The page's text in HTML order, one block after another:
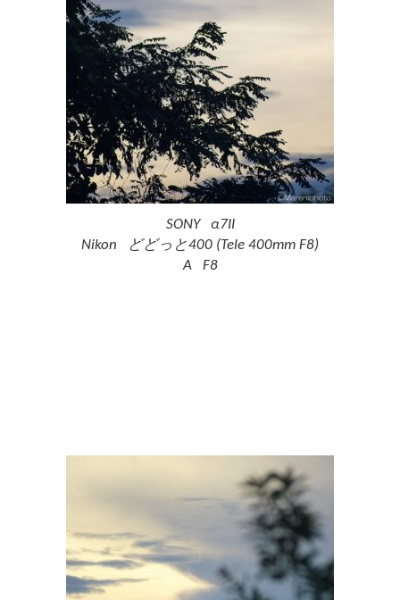
SONY α7II
Nikon どどっと400 (Tele 400mm F8)
A F8